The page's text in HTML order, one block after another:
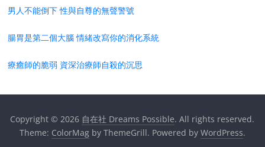
男人不能倒下 性與自尊的無聲警號
腸胃是第二個大腦 情緒改寫你的消化系統
療癒師的脆弱 資深治療師自殺的沉思
Copyright © 2026 自在社 Dreams Possible. All rights reserved.
Theme: ColorMagby ThemeGrill. Powered by WordPress.